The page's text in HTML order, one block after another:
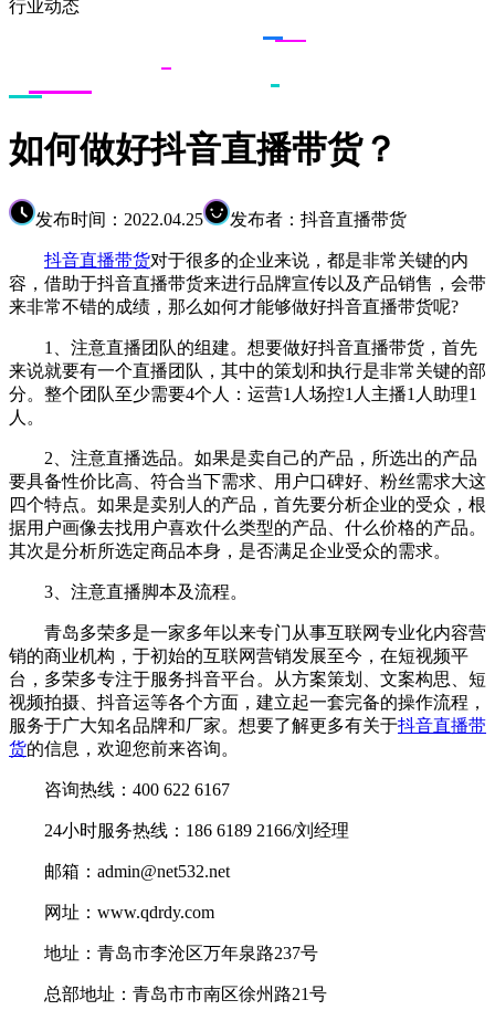
行业动态
如何做好抖音直播带货？
发布时间：2022.04.25 发布者：抖音直播带货
抖音直播带货对于很多的企业来说，都是非常关键的内
容，借助于抖音直播带货来进行品牌宣传以及产品销售，会带
来非常不错的成绩，那么如何才能够做好抖音直播带货呢?
1、注意直播团队的组建。想要做好抖音直播带货，首先
来说就要有一个直播团队，其中的策划和执行是非常关键的部
分。整个团队至少需要4个人：运营1人场控1人主播1人助理1
人。
2、注意直播选品。如果是卖自己的产品，所选出的产品
要具备性价比高、符合当下需求、用户口碑好、粉丝需求大这
四个特点。如果是卖别人的产品，首先要分析企业的受众，根
据用户画像去找用户喜欢什么类型的产品、什么价格的产品。
其次是分析所选定商品本身，是否满足企业受众的需求。
3、注意直播脚本及流程。
青岛多荣多是一家多年以来专门从事互联网专业化内容营
销的商业机构，于初始的互联网营销发展至今，在短视频平
台，多荣多专注于服务抖音平台。从方案策划、文案构思、短
视频拍摄、抖音运等各个方面，建立起一套完备的操作流程，
服务于广大知名品牌和厂家。想要了解更多有关于抖音直播带
货的信息，欢迎您前来咨询。
咨询热线：400 622 6167
24小时服务热线：186 6189 2166/刘经理
邮箱：admin@net532.net
网址：www.qdrdy.com
地址：青岛市李沧区万年泉路237号
总部地址：青岛市市南区徐州路21号